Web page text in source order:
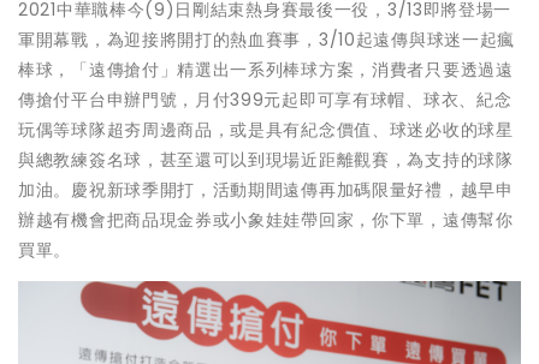
2021中華職棒今(9)日剛結束熱身賽最後一役，3/13即將登場一
軍開幕戰，為迎接將開打的熱血賽事，3/10起遠傳與球迷一起瘋
棒球，「遠傳搶付」精選出一系列棒球方案，消費者只要透過遠
傳搶付平台申辦門號，月付399元起即可享有球帽、球衣、紀念
玩偶等球隊超夯周邊商品，或是具有紀念價值、球迷必收的球星
與總教練簽名球，甚至還可以到現場近距離觀賽，為支持的球隊
加油。慶祝新球季開打，活動期間遠傳再加碼限量好禮，越早申
辦越有機會把商品現金券或小象娃娃帶回家，你下單，遠傳幫你
買單。